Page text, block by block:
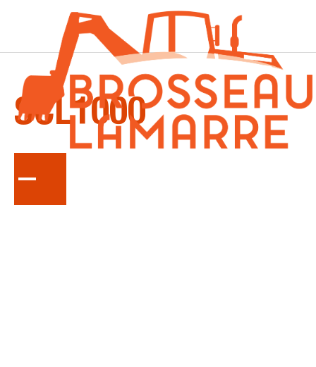
LA SÉRIE
SCL1000
Le chargeur sur chenilles compact à conducteur